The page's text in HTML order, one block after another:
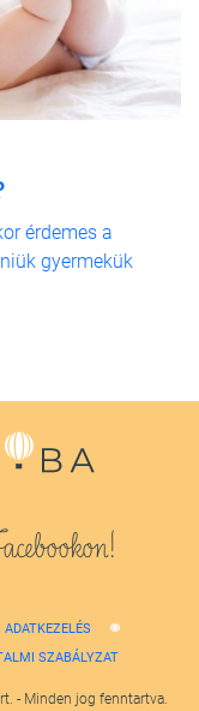
érdemes a
gyermekük
ADATKEZELÉS
SZABÁLYZAT
- Minden jog fenntartva.